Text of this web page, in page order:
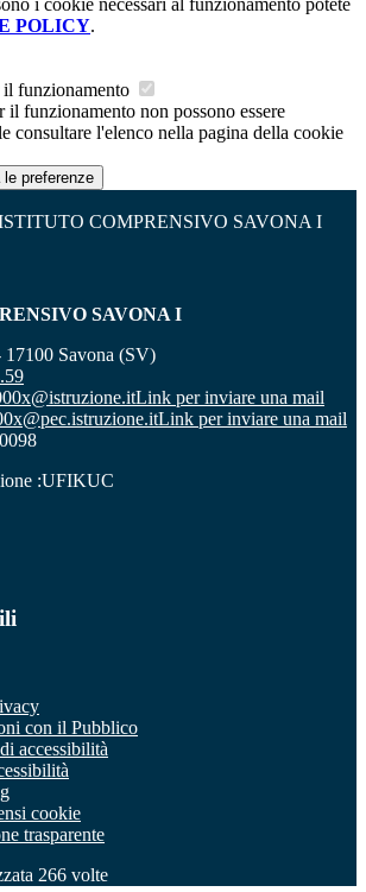
i cookie necessari al funzionamento potete
POLICY.
il funzionamento
il funzionamento non possono essere
consultare l'elenco nella pagina della cookie
le preferenze
COMPRENSIVO SAVONA I
SAVONA I
Savona (SV)
Link per inviare una mail
Link per inviare una mail
:UFIKUC
con il Pubblico
accessibilità
cookie
trasparente
266 volte